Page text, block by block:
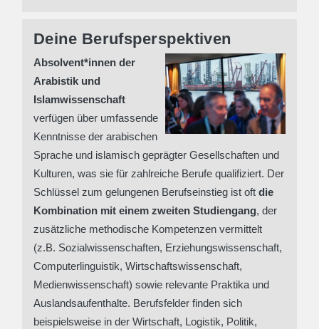
Deine Berufsperspektiven
Absolvent*innen der
Arabistik und
Islamwissenschaft
verfügen über umfassende
Kenntnisse der arabischen
Sprache und islamisch geprägter Gesellschaften und
Kulturen, was sie für zahlreiche Berufe qualifiziert. Der
Schlüssel zum gelungenen Berufseinstieg ist oft die
Kombination mit einem zweiten Studiengang, der
zusätzliche methodische Kompetenzen vermittelt
(z.B. Sozialwissenschaften, Erziehungswissenschaft,
Computerlinguistik, Wirtschaftswissenschaft,
Medienwissenschaft) sowie relevante Praktika und
Auslandsaufenthalte. Berufsfelder finden sich
beispielsweise in der Wirtschaft, Logistik, Politik,